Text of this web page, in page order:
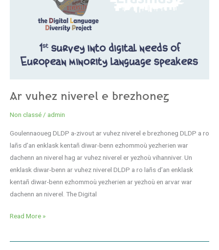
Ar vuhez niverel e brezhoneg
Non classé / admin
Goulennaoueg DLDP a-zivout ar vuhez niverel e brezhoneg DLDP a ro
lañs d’an enklask kentañ diwar-benn ezhommoù yezherien war
dachenn an niverel hag ar vuhez niverel er yezhoù vihanniver. Un
enklask diwar-benn ar vuhez niverel DLDP a ro lañs d’an enklask
kentañ diwar-benn ezhommoù yezherien ar yezhoù en arvar war
dachenn an niverel. The Digital
Read More »